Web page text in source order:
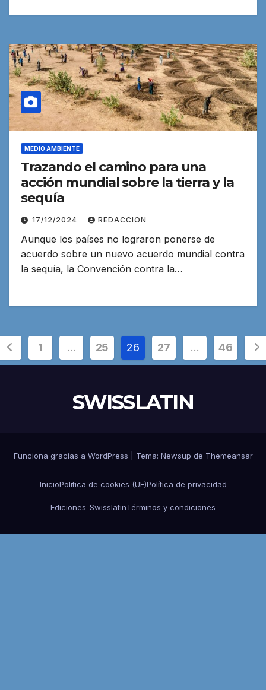
MEDIO AMBIENTE
Trazando el camino para una
acción mundial sobre la tierra y la
sequía
17/12/2024 REDACCION
Aunque los países no lograron ponerse de
acuerdo sobre un nuevo acuerdo mundial contra
la sequía, la Convención contra la…
1 … 25 26 27 … 46
SWISSLATIN
Funciona gracias a WordPress Tema: Newsup de Themeansar
InicioPolitica de cookies (UE)Política de privacidad
Ediciones-SwisslatinTérminos y condiciones